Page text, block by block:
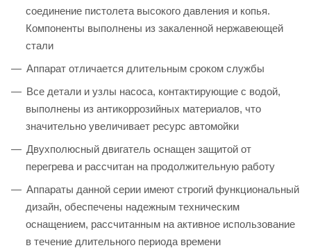
соединение пистолета высокого давления и копья.
Компоненты выполнены из закаленной нержавеющей
стали
Аппарат отличается длительным сроком службы
Все детали и узлы насоса, контактирующие с водой,
выполнены из антикоррозийных материалов, что
значительно увеличивает ресурс автомойки
Двухполюсный двигатель оснащен защитой от
перегрева и рассчитан на продолжительную работу
Аппараты данной серии имеют строгий функциональный
дизайн, обеспечены надежным техническим
оснащением, рассчитанным на активное использование
в течение длительного периода времени